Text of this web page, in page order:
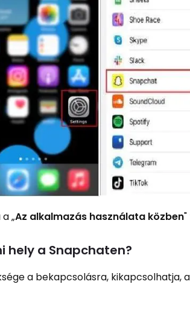
„Az alkalmazás használata közben
hely a Snapchaten?
a bekapcsolásra, kikapcsolhatja,